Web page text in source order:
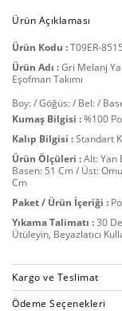
Ürün Açıklaması
Ürün Kodu :T09ER-
Ürün Adı :Gri Melanj
Eşofman Takımı
Boy: / Göğüs: / Bel: /
Kumaş Bilgisi :%100
Kalıp Bilgisi :Standart
Ürün Ölçüleri :Alt: Yan
Basen: 51 Cm / Üst:
Cm
Paket / Ürün İçeriği :
Yıkama Talimatı :30
Ütüleyin, Beyazlatıcı
Kargo ve Teslimat
Ödeme Seçenekleri